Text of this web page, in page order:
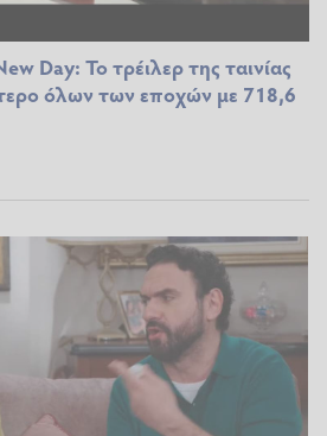
Day: Το τρέιλερ της ταινίας
όλων των εποχών με 718,6